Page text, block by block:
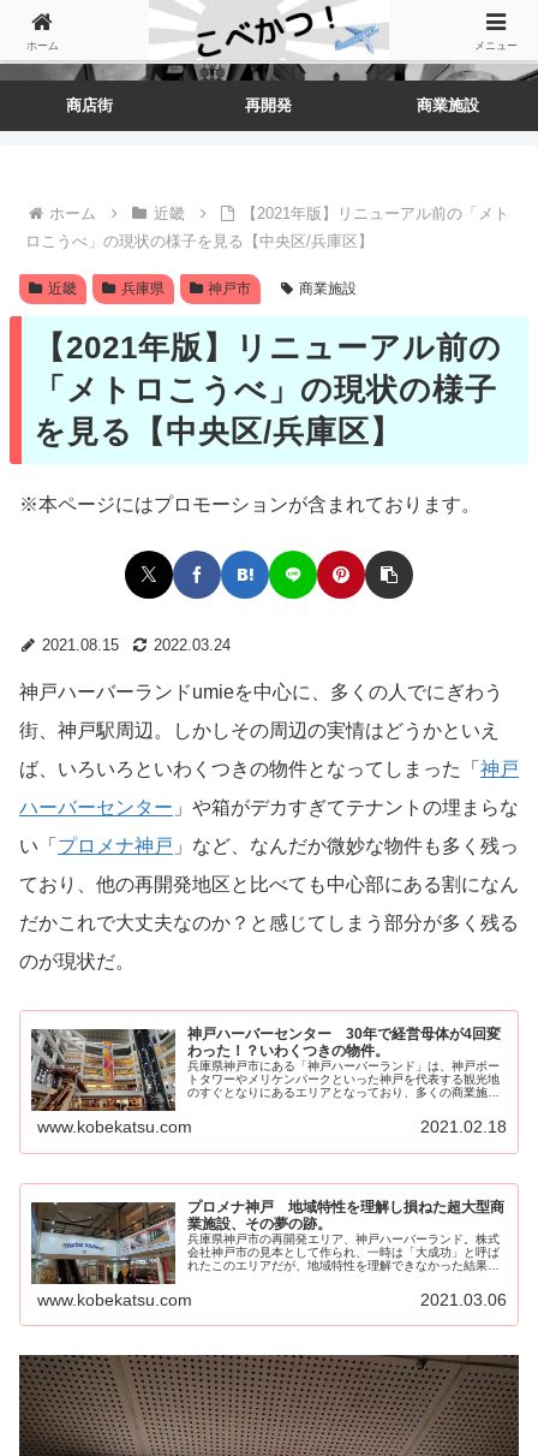
商店街 再開発 商業施設
ホーム 近畿
【2021年版】リニューアル前の「メト
ロこうべ」の現状の様子を見る【中央区/兵庫区】
近畿 兵庫県 神戸市 商業施設
【2021年版】リニューアル前の
「メトロこうべ」の現状の様子
を見る【中央区/兵庫区】
※本ページにはプロモーションが含まれております。
2021.08.15 2022.03.24
神戸ハーバーランドumieを中心に、多くの人でにぎわう
街、神戸駅周辺。しかしその周辺の実情はどうかといえ
ば、いろいろといわくつきの物件となってしまった「 神戸
ハーバーセンター 」や箱がデカすぎてテナントの埋まらな
い「 プロメナ神戸 」など、なんだか微妙な物件も多く残っ
ており、他の再開発地区と比べても中心部にある割になん
だかこれで大丈夫なのか？と感じてしまう部分が多く残る
のが現状だ。
神戸ハーバーセンター 30年で経営母体が4回変
わった！？いわくつきの物件。
兵庫県神戸市にある「神戸ハーバーランド」は、神戸ポー
トタワーやメリケンパークといった神戸を代表する観光地
のすぐとなりにあるエリアとなっており、多くの商業施設
www.kobekatsu.com 2021.02.18
プロメナ神戸 地域特性を理解し損ねた超大型商
業施設、その夢の跡。
兵庫県神戸市の再開発エリア、神戸ハーバーランド。株式
会社神戸市の見本として作られ、一時は「大成功」と呼ば
れたこのエリアだが、地域特性を理解できなかった結果撤
www.kobekatsu.com 2021.03.06
ホーム メニュー